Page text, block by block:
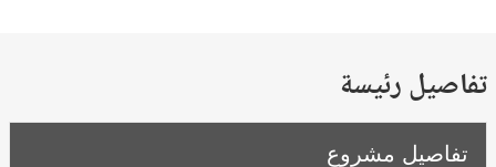
رئيسة
مشروع